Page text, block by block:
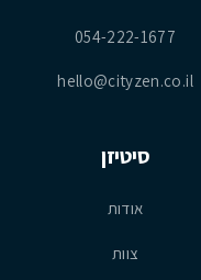
054-222-1677
hello@cityzen.co.il
סיטיזן
אודות
צוות